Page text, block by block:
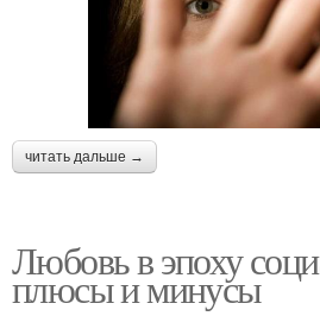
читать дальше →
Любовь в эпоху
плюсы и минусы